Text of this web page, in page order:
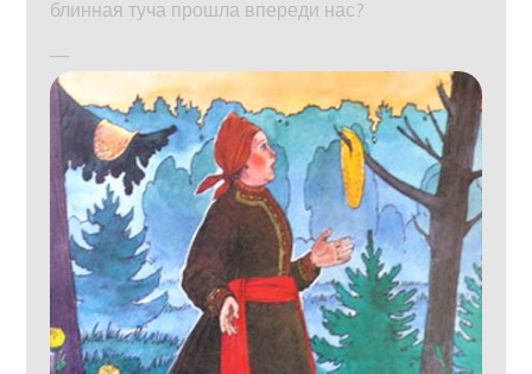
блинная туча прошла впереди нас?
—